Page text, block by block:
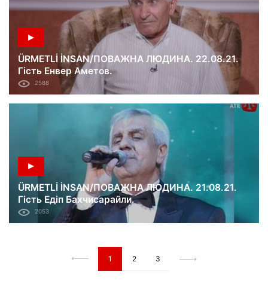
ÜRMETLİ İNSAN/ПОВАЖНА ЛЮДИНА. 22.08.21.
Гість Енвер Аметов.
2588
ÜRMETLİ İNSAN/ПОВАЖНА ЛЮДИНА. 21.08.21.
Гість Едіп Бахчисарайли.
2053
1 2 3